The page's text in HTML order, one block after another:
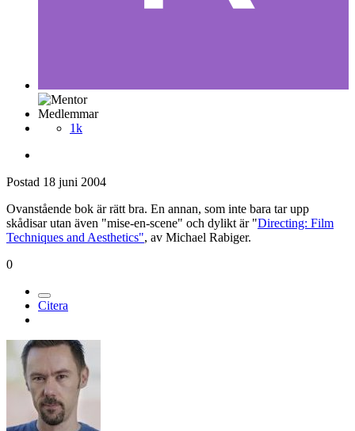
Medlemmar
1k
Postad 18 juni 2004
Ovanstående bok är rätt bra. En annan, som inte bara tar upp
skådisar utan även "mise-en-scene" och dylikt är "Directing: Film
Techniques and Aesthetics", av Michael Rabiger.
0
Citera